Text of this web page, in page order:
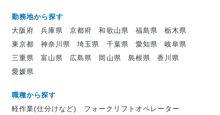
勤務地から探す
大阪府
兵庫県 京都府 和歌山県 福島県
栃木県
東京都
神奈川県 埼玉県 千葉県 愛知県
岐阜県
三重県
富山県 広島県 岡山県 島根県
香川県
愛媛県
職種から探す
軽作業(仕分けなど)
フォークリフトオペレーター